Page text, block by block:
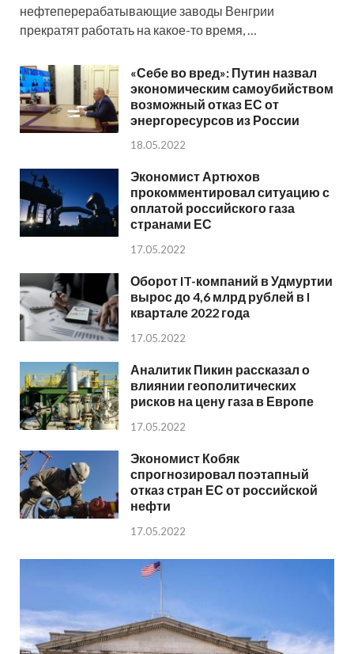
нефтеперерабатывающие заводы Венгрии
прекратят работать на какое-то время, …
«Себе во вред»: Путин назвал
экономическим самоубийством
возможный отказ ЕС от
энергоресурсов из России
18.05.2022
Экономист Артюхов
прокомментировал ситуацию с
оплатой российского газа
странами ЕС
17.05.2022
Оборот IT-компаний в Удмуртии
вырос до 4,6 млрд рублей в I
квартале 2022 года
17.05.2022
Аналитик Пикин рассказал о
влиянии геополитических
рисков на цену газа в Европе
17.05.2022
Экономист Кобяк
спрогнозировал поэтапный
отказ стран ЕС от российской
нефти
17.05.2022